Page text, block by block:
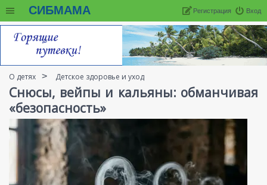
СИБМАМА Вход
Регистрация
О детях Детское здоровье и уход
Снюсы, вейпы и кальяны: обманчивая
«безопасность»